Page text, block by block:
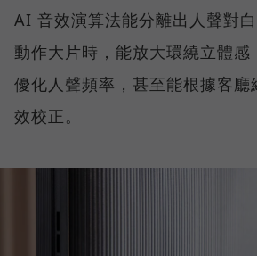
AI 音效演算法能分離出人聲對
動作大片時，能放大環繞立體感
優化人聲頻率，甚至能根據客廳
效校正。